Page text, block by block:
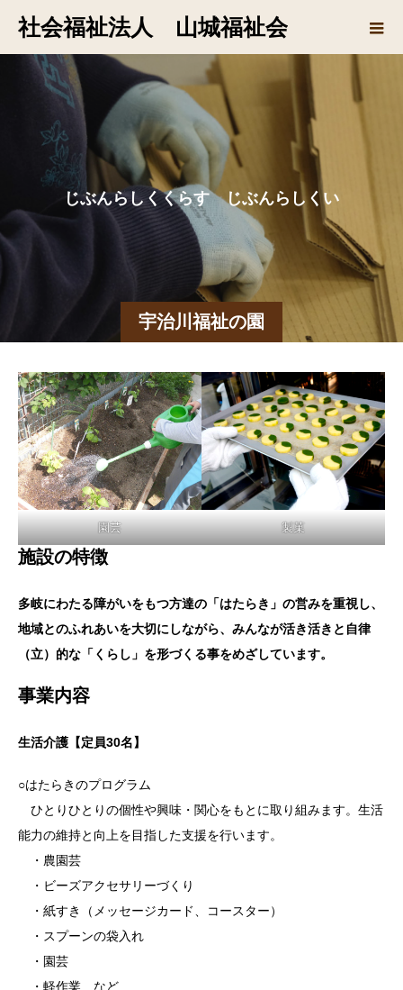
社会福祉法人 山城福祉会
宇治川福祉の園
ぶんらしく くらす じぶんらし く いき
園芸 製菓
施設の特徴
多岐にわたる障がいをもつ方達の「はたらき」の営みを重視し、
地域とのふれあいを大切にしながら、みんなが活き活きと自律
（立）的な「くらし」を形づくる事をめざしています。
事業内容
生活介護【定員30名】
○はたらきのプログラム
ひとりひとりの個性や興味・関心をもとに取り組みます。生活
能力の維持と向上を目指した支援を行います。
・農園芸
・ビーズアクセサリーづくり
・紙すき（メッセージカード、コースター）
・スプーンの袋入れ
・園芸
・軽作業 など